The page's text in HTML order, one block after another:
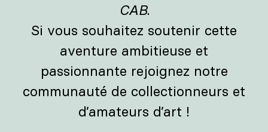
CAB.
Si vous souhaitez soutenir cette
aventure ambitieuse et
passionnante rejoignez notre
communauté de collectionneurs et
d’amateurs d’art !